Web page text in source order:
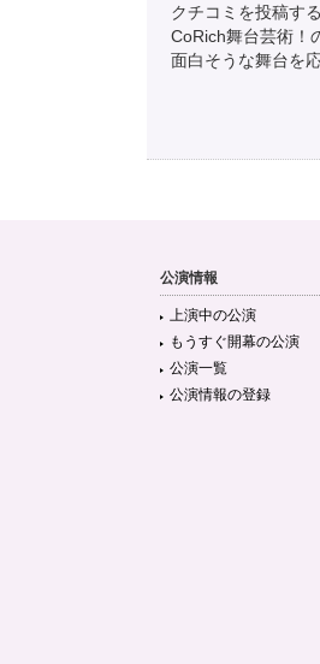
クチコミを投稿す
CoRich舞台芸術！
面白そうな舞台を
公演情報
上演中の公演
もうすぐ開幕の公演
公演一覧
公演情報の登録